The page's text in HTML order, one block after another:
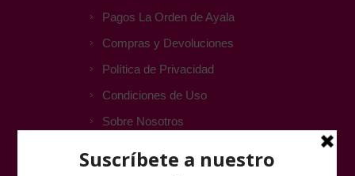
Pagos La Orden de Ayala
Compras y Devoluciones
Política de Privacidad
Condiciones de Uso
Sobre Nosotros
ATENCIÓN AL CLIENTE